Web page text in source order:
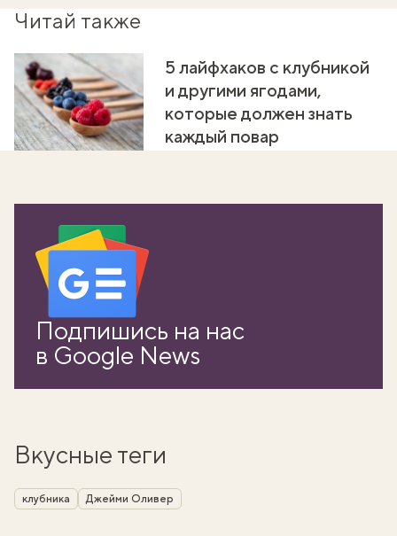
Читай также
5 лайфхаков с клубникой
и другими ягодами,
которые должен знать
каждый повар
Подпишись на нас
в Google News
Вкусные теги
клубника Джейми Оливер